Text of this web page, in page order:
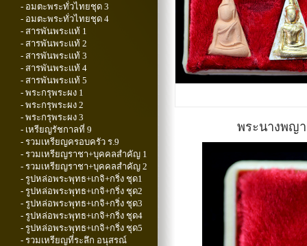
- อมตะพระทั่วไทยชุด 3
- อมตะพระทั่วไทยชุด 4
- สารพันพระแท้ 1
- สารพันพระแท้ 2
- สารพันพระแท้ 3
- สารพันพระแท้ 4
- สารพันพระแท้ 5
- พระกรุพระผง 1
- พระกรุพระผง 2
- พระกรุพระผง 3
- เหรียญรัชกาลที่ 9
- รวมเหรียญครอบครัว ร.9
- รวมเหรียญราชา+บุคคลสำคัญ 1
- รวมเหรียญราชา+บุคคลสำคัญ 2
- รูปหล่อพระพุทธ+เกจิ+กริ่ง ชุด1
- รูปหล่อพระพุทธ+เกจิ+กริ่ง ชุด2
- รูปหล่อพระพุทธ+เกจิ+กริ่ง ชุด3
- รูปหล่อพระพุทธ+เกจิ+กริ่ง ชุด4
- รูปหล่อพระพุทธ+เกจิ+กริ่ง ชุด5
- รวมเหรียญที่ระลึก อนุสรณ์
พระนางพญ